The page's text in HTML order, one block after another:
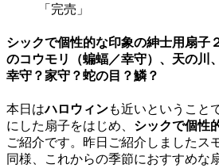
「完売」
シックで個性的な印象の紳士用扇子
のコウモリ（蝙蝠／幸守）、天の川
幸守？家守？蛇の目？鱗？
本日はハロウィンも近いということ
にした扇子をはじめ、 シックで個性
ご紹介です。昨日ご紹介しましたス
同様、これからの季節におすすめな